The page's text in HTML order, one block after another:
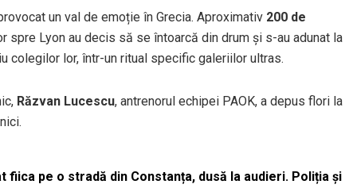
un val de emoție în Grecia. Aproximativ 200 de
spre Lyon au decis să se întoarcă din drum și s-au adunat la
colegilor lor, într-un ritual specific galeriilor ultras.
Răzvan Lucescu, antrenorul echipei PAOK, a depus flori la
fiica pe o stradă din Constanța, dusă la audieri. Poliția și